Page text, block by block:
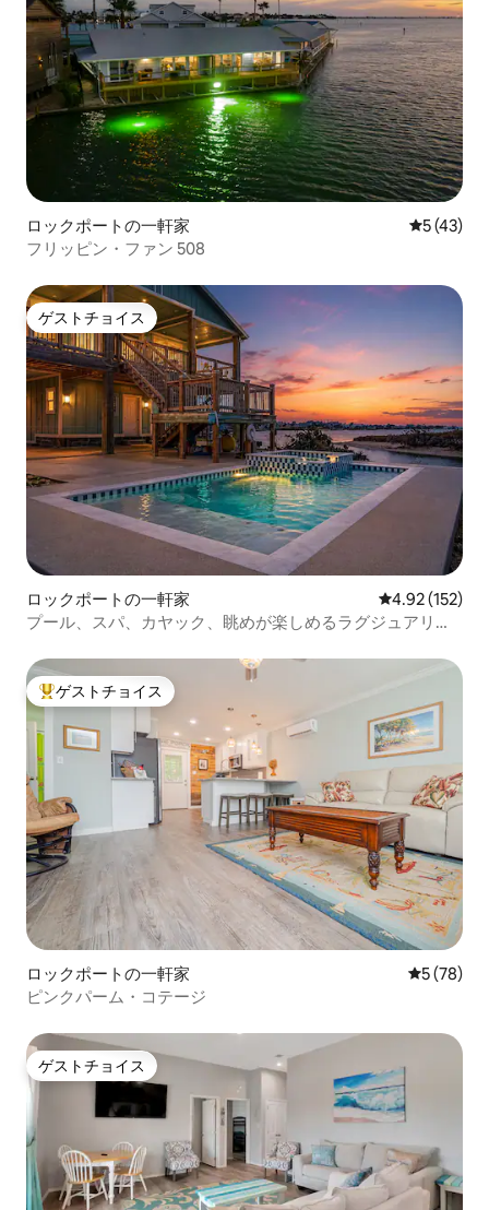
ロックポートの一軒家 レビュー
5 (43)
フリッピン・ファン 508
ゲストチョイス
ゲストチョイス
ロックポートの一軒家 レビュー152
4.92 (152)
プール、スパ、カヤック、眺めが楽しめるラグジュアリー
大好評のゲストチョイスです。
ゲストチョイス
ロックポートの一軒家 レビュー
5 (78)
ピンクパーム・コテージ
ゲストチョイス
ゲストチョイス